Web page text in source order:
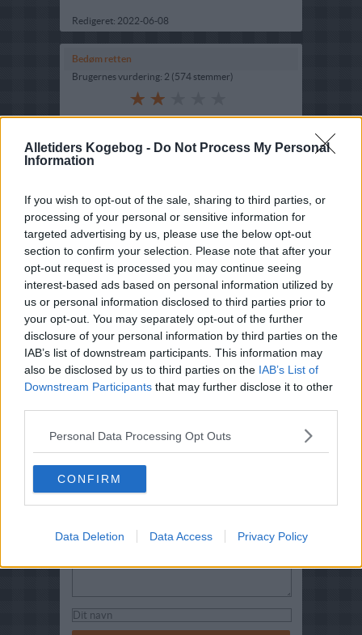
Alletiders Kogebog - Do Not Process My Personal
Information
If you wish to opt-out of the sale, sharing to third parties, or
processing of your personal or sensitive information for
targeted advertising by us, please use the below opt-out
section to confirm your selection. Please note that after your
opt-out request is processed you may continue seeing
interest-based ads based on personal information utilized by
us or personal information disclosed to third parties prior to
your opt-out. You may separately opt-out of the further
disclosure of your personal information by third parties on the
IAB’s list of downstream participants. This information may
also be disclosed by us to third parties on the IAB’s List of
Downstream Participants that may further disclose it to other
Personal Data Processing Opt Outs
CONFIRM
Data Deletion Data Access Privacy Policy
Redigeret: 2022-06-08
Bedøm retten
Brugernes vurdering: 2 (574 stemmer)
Din vurdering: